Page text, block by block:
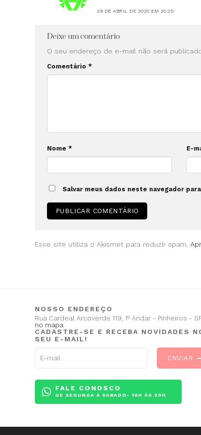
29 DE ABRIL DE 2020 EM 20:25
Deixe um comentário
O seu endereço de e-mail não será
Comentário *
Nome * E-
Salvar meus dados neste navegador
Esse site utiliza o Akismet para reduzir spam.
NOSSO ENDEREÇO
Rua Cardeal Arcoverde 119, 1º Andar - Pinheiros -
no mapa
CADASTRE-SE E RECEBA NOVIDADES
SEU E-MAIL!
FALE CONOSCO
DE SEGUNDA A SÁBADO- 10H ÀS 20H